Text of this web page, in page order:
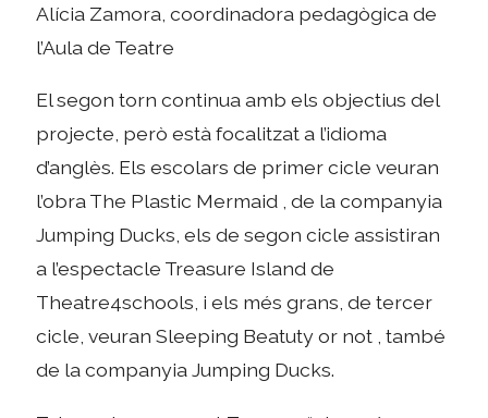
Alícia Zamora, coordinadora pedagògica de
l’Aula de Teatre
El segon torn continua amb els objectius del
projecte, però està focalitzat a l’idioma
d’anglès. Els escolars de primer cicle veuran
l’obra The Plastic Mermaid , de la companyia
Jumping Ducks, els de segon cicle assistiran
a l’espectacle Treasure Island de
Theatre4schools, i els més grans, de tercer
cicle, veuran Sleeping Beatuty or not , també
de la companyia Jumping Ducks.